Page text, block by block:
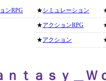
ンRPG ★シミュレーション
★アクションRPG
★アクション
ｎｔａｓｙ＿Ｗ